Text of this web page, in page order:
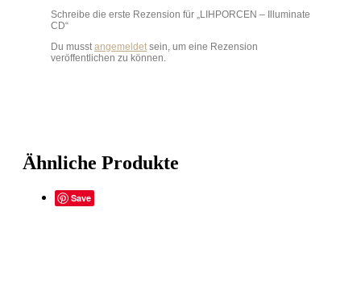
Schreibe die erste Rezension für „LIHPORCEN – Illuminate
CD“
Du musstangemeldetsein, um eine Rezension
veröffentlichen zu können.
Ähnliche Produkte
Save